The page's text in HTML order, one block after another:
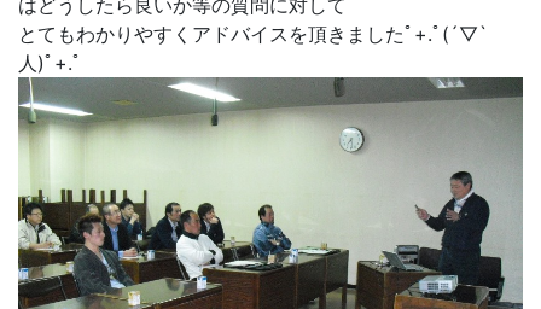
はどうしたら良いか等の質問に対して
とてもわかりやすくアドバイスを頂きましたﾟ+.ﾟ(´▽`
人)ﾟ+.ﾟ